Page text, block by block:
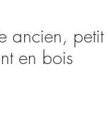
ancien, petit
en bois